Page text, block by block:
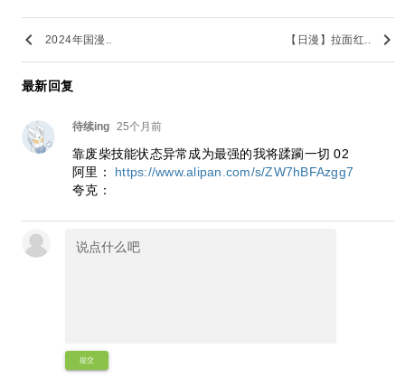
keyboard_arrow_left 2024年国漫.. 【日漫】拉面红.. keyboard_arrow_right
最新回复
待续ing 25个月前
靠废柴技能状态异常成为最强的我将蹂躏一切 02
阿里： https://www.alipan.com/s/ZW7hBFAzgg7
夸克：
提交